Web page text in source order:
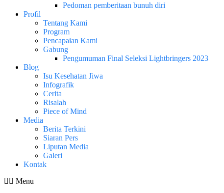
Pedoman pemberitaan bunuh diri
Profil
Tentang Kami
Program
Pencapaian Kami
Gabung
Pengumuman Final Seleksi Lightbringers 2023
Blog
Isu Kesehatan Jiwa
Infografik
Cerita
Risalah
Piece of Mind
Media
Berita Terkini
Siaran Pers
Liputan Media
Galeri
Kontak
Menu